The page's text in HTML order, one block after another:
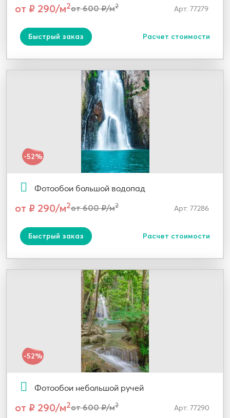
от ₽ 290/м2от 600 ₽/м2 Арт: 77279
Быстрый заказ Расчет стоимости
-52%
Фотообои большой водопад
от ₽ 290/м2от 600 ₽/м2 Арт: 77286
Быстрый заказ Расчет стоимости
-52%
Фотообои небольшой ручей
от ₽ 290/м2от 600 ₽/м2 Арт: 77290